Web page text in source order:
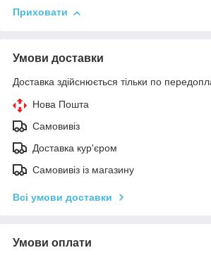
Приховати
Умови доставки
Доставка здійснюється тільки по
Нова Пошта
Самовивіз
Доставка кур'єром
Самовивіз із магазину
Всі умови доставки
Умови оплати